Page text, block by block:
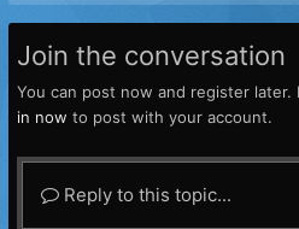
Join the conversation
You can post now and register later.
in now to post with your account.
Reply to this topic...